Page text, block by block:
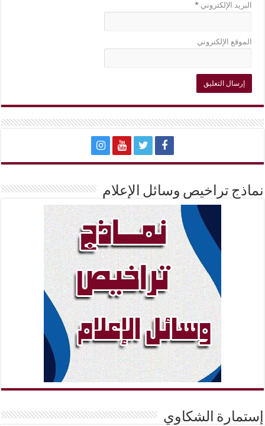
البريد الإلكتروني*
الموقع الإلكتروني
نماذج تراخيص وسائل الإعلام
إستمارة الشكاوي